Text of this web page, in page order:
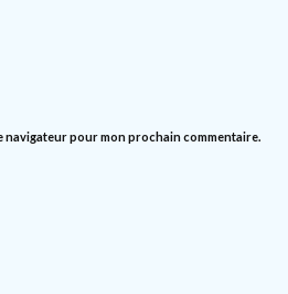
navigateur pour mon prochain commentaire.